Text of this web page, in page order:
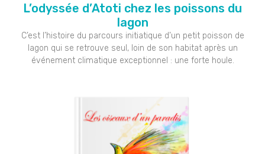
L’odyssée d’Atoti chez les poissons du
lagon
C’est l’histoire du parcours initiatique d’un petit poisson de
lagon qui se retrouve seul, loin de son habitat après un
événement climatique exceptionnel : une forte houle.